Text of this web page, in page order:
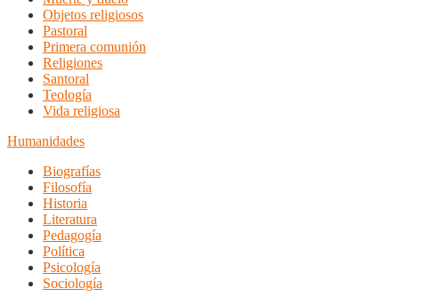
Objetos religiosos
Pastoral
Primera comunión
Religiones
Santoral
Teología
Vida religiosa
Humanidades
Biografías
Filosofía
Historia
Literatura
Pedagogía
Política
Psicología
Sociología